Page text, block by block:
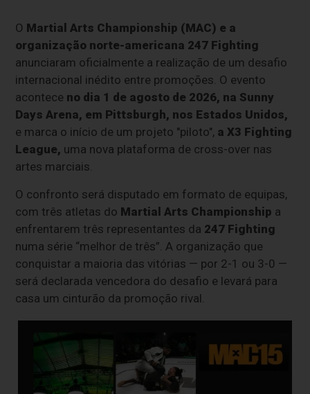
O Martial Arts Championship (MAC) e a
organização norte-americana 247 Fighting
anunciaram oficialmente a realização de um desafio
internacional inédito entre promoções. O evento
acontece no dia 1 de agosto de 2026, na Sunny
Days Arena, em Pittsburgh, nos Estados Unidos,
e marca o início de um projeto "piloto", a X3 Fighting
League, uma nova plataforma de cross-over nas
artes marciais.
O confronto será disputado em formato de equipas,
com três atletas do Martial Arts Championship a
enfrentarem três representantes da 247 Fighting
numa série “melhor de três”. A organização que
conquistar a maioria das vitórias — por 2-1 ou 3-0 —
será declarada vencedora do desafio e levará para
casa um cinturão da promoção rival.